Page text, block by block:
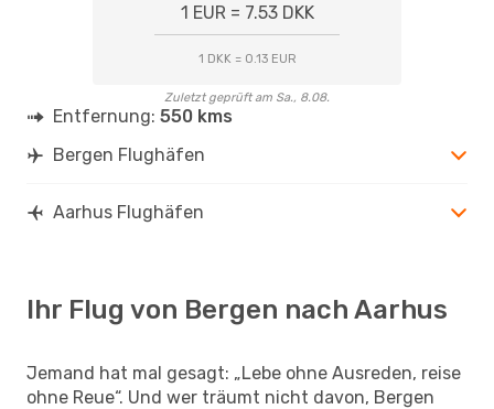
1 EUR = 7.53 DKK
1 DKK = 0.13 EUR
Zuletzt geprüft am Sa., 8.08.
Entfernung: 550 kms
Bergen Flughäfen
Aarhus Flughäfen
Ihr Flug von Bergen nach Aarhus
Jemand hat mal gesagt: „Lebe ohne Ausreden, reise
ohne Reue“. Und wer träumt nicht davon, Bergen